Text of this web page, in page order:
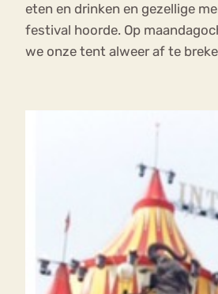
eten en drinken en gezellige
festival hoorde. Op
we onze tent alweer af te